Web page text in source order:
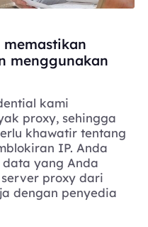
menggunakan
kami
proxy, sehingga
khawatir tentang
IP. Anda
yang Anda
proxy dari
dengan penyedia